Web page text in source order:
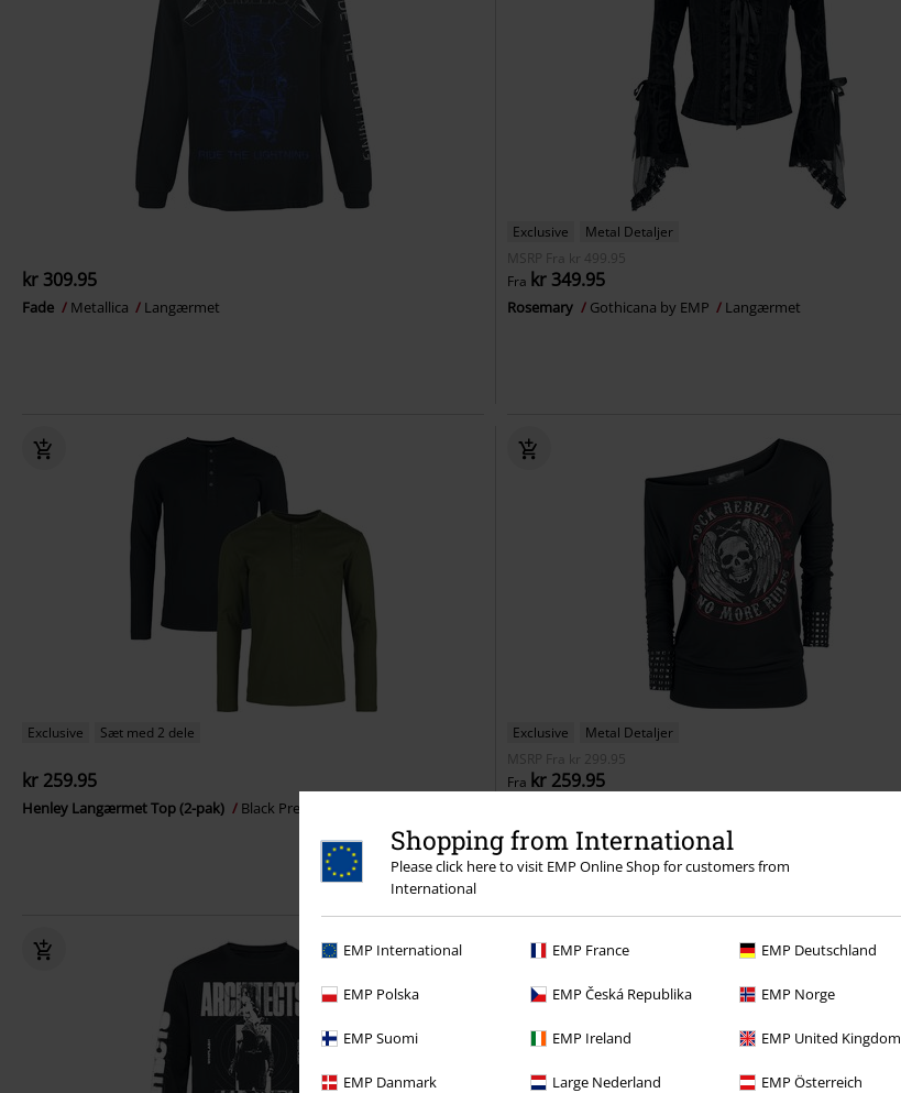
Shopping from International
Please click here to visit EMP Online Shop for customers from
International
EMP International EMP France EMP Deutschland
EMP Polska EMP Česká Republika EMP Norge
EMP Suomi EMP Ireland EMP United Kingdom
EMP Danmark Large Nederland EMP Österreich
kr 309.95
Fade Metallica Langærmet
Exclusive
Metal Detaljer
MSRP
Fra kr 499.95
Fra kr 349.95
Rosemary Gothicana by EMP Langærmet
Exclusive Sæt med 2 dele
kr 259.95
Henley Langærmet Top (2-pak) Black Premium by EMP
Exclusive
Metal Detaljer
MSRP
Fra kr 299.95
Fra kr 259.95